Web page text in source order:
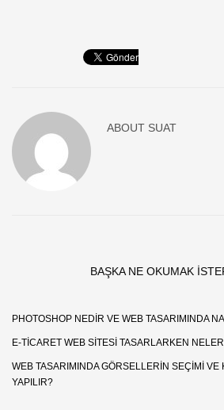
ABOUT SUAT
BAŞKA NE OKUMAK
PHOTOSHOP NEDIR VE WEB TASARIMINDA
E-TICARET WEB SITESI TASARLARKEN
WEB TASARIMINDA GÖRSELLERIN SEÇIMI VE
YAPILIR?